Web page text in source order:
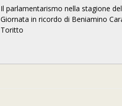
Il parlamentarismo nella stagione
Giornata in ricordo di Beniamino
Toritto